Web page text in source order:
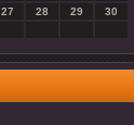
27 28 29
30